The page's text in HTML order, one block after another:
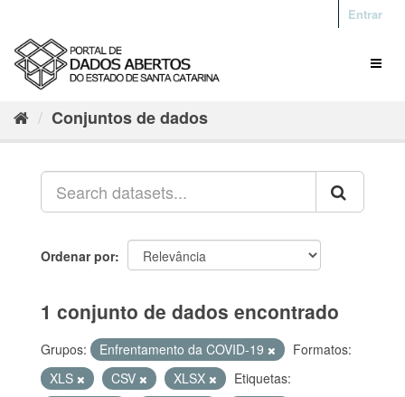
Entrar
Conjuntos de dados
Ordenar por
1 conjunto de dados encontrado
Grupos: Enfrentamento da COVID-19
Formatos:
XLS
CSV XLSX
Etiquetas: